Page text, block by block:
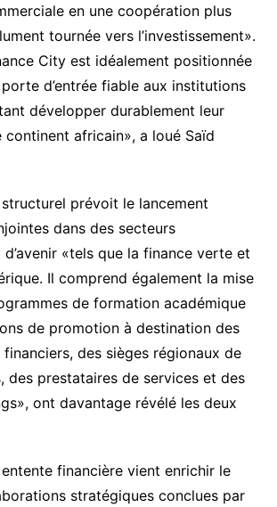
en une coopération plus
tournée vers l’investissement».
City est idéalement positionnée
d’entrée fiable aux institutions
développer durablement leur
continent africain», a loué Saïd
prévoit le lancement
dans des secteurs
«tels que la finance verte et
Il comprend également la mise
de formation académique
de promotion à destination des
des sièges régionaux de
des prestataires de services et des
ont davantage révélé les deux
financière vient enrichir le
stratégiques conclues par